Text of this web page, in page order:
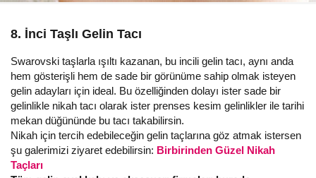
8. İnci Taşlı Gelin Tacı
Swarovski taşlarla ışıltı kazanan, bu incili gelin tacı, aynı anda
hem gösterişli hem de sade bir görünüme sahip olmak isteyen
gelin adayları için ideal. Bu özelliğinden dolayı ister sade bir
gelinlikle nikah tacı olarak ister prenses kesim gelinlikler ile tarihi
mekan düğününde bu tacı takabilirsin.
Nikah için tercih edebileceğin gelin taçlarına göz atmak istersen
şu galerimizi ziyaret edebilirsin: Birbirinden Güzel Nikah
Taçları